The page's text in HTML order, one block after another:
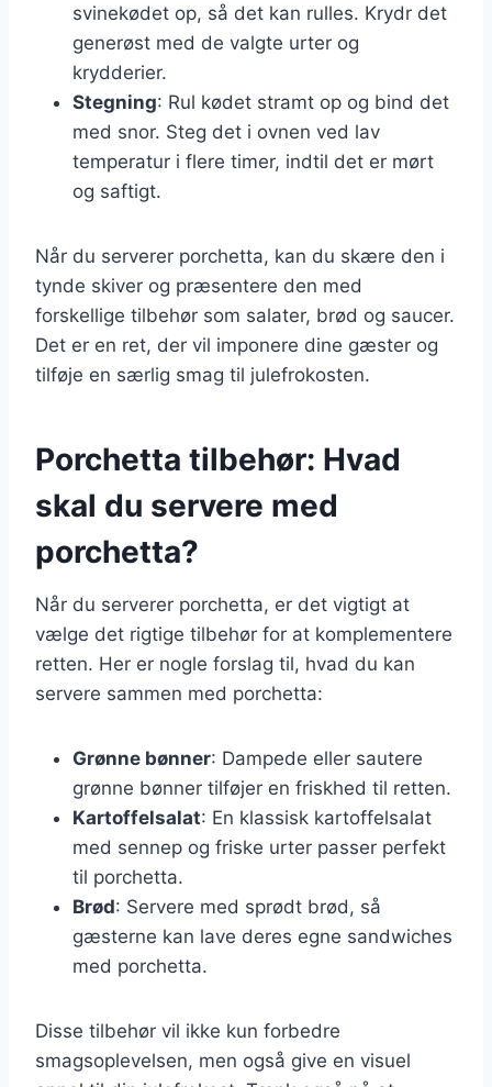
svinekødet op, så det kan rulles. Krydr det
generøst med de valgte urter og
krydderier.
Stegning: Rul kødet stramt op og bind det
med snor. Steg det i ovnen ved lav
temperatur i flere timer, indtil det er mørt
og saftigt.
Når du serverer porchetta, kan du skære den i
tynde skiver og præsentere den med
forskellige tilbehør som salater, brød og saucer.
Det er en ret, der vil imponere dine gæster og
tilføje en særlig smag til julefrokosten.
Porchetta tilbehør: Hvad
skal du servere med
porchetta?
Når du serverer porchetta, er det vigtigt at
vælge det rigtige tilbehør for at komplementere
retten. Her er nogle forslag til, hvad du kan
servere sammen med porchetta:
Grønne bønner: Dampede eller sautere
grønne bønner tilføjer en friskhed til retten.
Kartoffelsalat: En klassisk kartoffelsalat
med sennep og friske urter passer perfekt
til porchetta.
Brød: Servere med sprødt brød, så
gæsterne kan lave deres egne sandwiches
med porchetta.
Disse tilbehør vil ikke kun forbedre
smagsoplevelsen, men også give en visuel